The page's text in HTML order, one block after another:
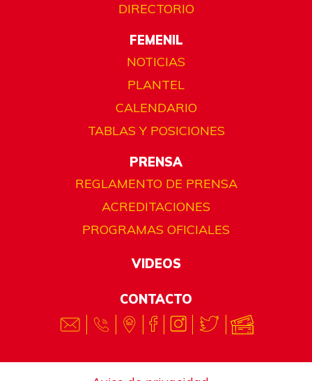
DIRECTORIO
FEMENIL
NOTICIAS
PLANTEL
CALENDARIO
TABLAS Y POSICIONES
PRENSA
REGLAMENTO DE PRENSA
ACREDITACIONES
PROGRAMAS OFICIALES
VIDEOS
CONTACTO